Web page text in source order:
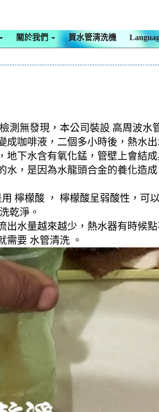
關於我們 買水管清洗機
測無發現，本公司裝設 高周波水
咖啡液，二個多小時後，熱水出
下水含有氧化錳，管壁上會結
，是因為水龍頭合金的養化造
檸檬酸 ， 檸檬酸呈弱酸性，可
乾淨。
水量越來越少，熱水器有時候
需要 水管清洗 。